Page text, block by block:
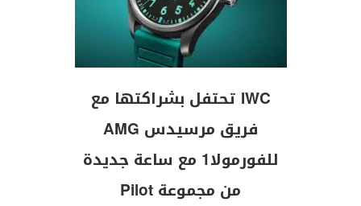
IWC تحتفل بشراكتها مع
فريق مرسيدس AMG
للفورمولا1 مع ساعة جديدة
من مجموعة Pilot